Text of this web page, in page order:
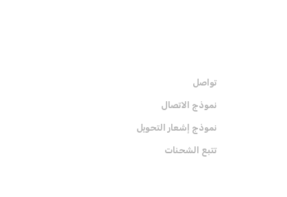
تواصل
نموذج الاتصال
نموذج إشعار التحويل
تتبع الشحنات